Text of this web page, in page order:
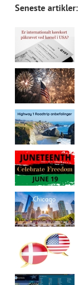
Seneste artikler: